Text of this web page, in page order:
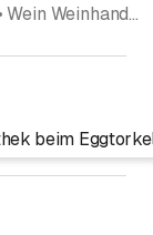
Weinbau • Wein Weinhandel • Weinkeller • Degustation • Events
beim